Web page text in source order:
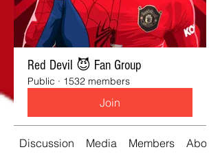
Red Devil 😈 Fan Group
Public · 1532 members
Join
Discussion Media Members About